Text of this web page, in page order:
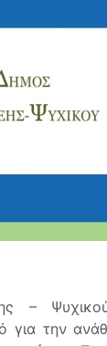
–
για την